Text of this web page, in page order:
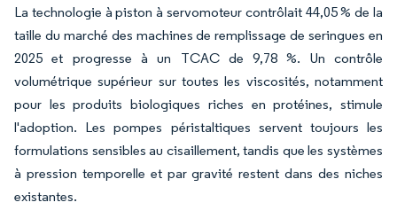
La technologie à piston à servomoteur contrôlait 44,05 % de la
taille du marché des machines de remplissage de seringues en
2025 et progresse à un TCAC de 9,78 %. Un contrôle
volumétrique supérieur sur toutes les viscosités, notamment
pour les produits biologiques riches en protéines, stimule
l'adoption. Les pompes péristaltiques servent toujours les
formulations sensibles au cisaillement, tandis que les systèmes
à pression temporelle et par gravité restent dans des niches
existantes.